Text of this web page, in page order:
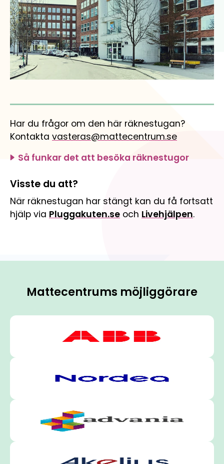
Har du frågor om den här räknestugan?
Kontakta vasteras@mattecentrum.se
Så funkar det att besöka räknestugor
Visste du att?
När räknestugan har stängt kan du få fortsatt
hjälp via Pluggakuten.se och Livehjälpen.
Mattecentrums möjliggörare